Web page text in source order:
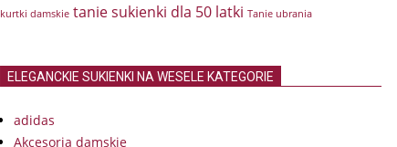
kurtki damskie tanie sukienki dla 50 latki Tanie ubrania
ELEGANCKIE SUKIENKI NA WESELE KATEGORIE
adidas
Akcesoria damskie